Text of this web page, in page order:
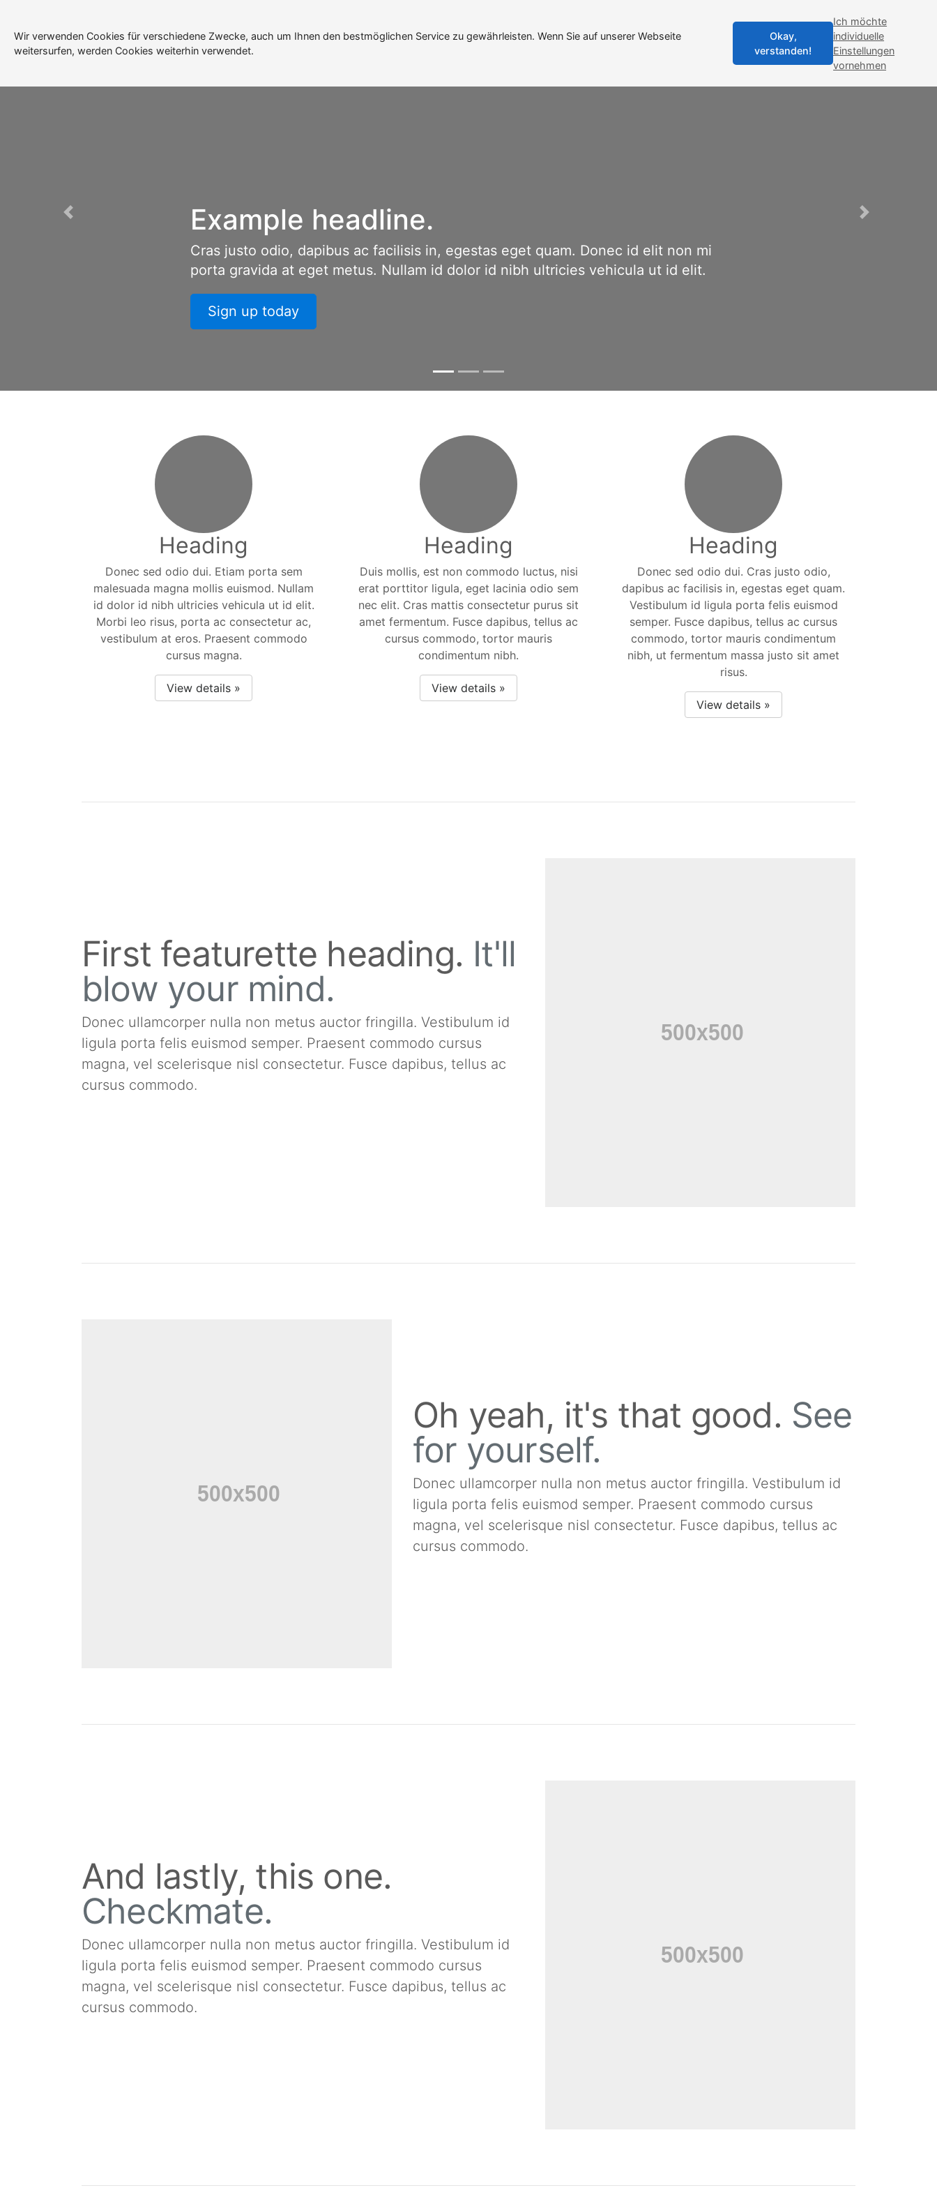
Search
Example headline.
Cras justo odio, dapibus ac facilisis in, egestas eget quam. Donec id elit non mi
porta gravida at eget metus. Nullam id dolor id nibh ultricies vehicula ut id elit.
Sign up today
Previous Next
Heading
Donec sed odio dui. Etiam porta sem
malesuada magna mollis euismod. Nullam
id dolor id nibh ultricies vehicula ut id elit.
Morbi leo risus, porta ac consectetur ac,
vestibulum at eros. Praesent commodo
cursus magna.
View details »
Heading
Duis mollis, est non commodo luctus, nisi
erat porttitor ligula, eget lacinia odio sem
nec elit. Cras mattis consectetur purus sit
amet fermentum. Fusce dapibus, tellus ac
cursus commodo, tortor mauris
condimentum nibh.
View details »
Heading
Donec sed odio dui. Cras justo odio,
dapibus ac facilisis in, egestas eget quam.
Vestibulum id ligula porta felis euismod
semper. Fusce dapibus, tellus ac cursus
commodo, tortor mauris condimentum
nibh, ut fermentum massa justo sit amet
risus.
View details »
First featurette heading. It'll
blow your mind.
Donec ullamcorper nulla non metus auctor fringilla. Vestibulum id
ligula porta felis euismod semper. Praesent commodo cursus
magna, vel scelerisque nisl consectetur. Fusce dapibus, tellus ac
cursus commodo.
Oh yeah, it's that good. See
for yourself.
Donec ullamcorper nulla non metus auctor fringilla. Vestibulum id
ligula porta felis euismod semper. Praesent commodo cursus
magna, vel scelerisque nisl consectetur. Fusce dapibus, tellus ac
cursus commodo.
And lastly, this one.
Checkmate.
Donec ullamcorper nulla non metus auctor fringilla. Vestibulum id
ligula porta felis euismod semper. Praesent commodo cursus
magna, vel scelerisque nisl consectetur. Fusce dapibus, tellus ac
cursus commodo.
Wir verwenden Cookies für verschiedene Zwecke, auch um Ihnen den bestmöglichen Service zu gewährleisten. Wenn Sie auf unserer Webseite
weitersurfen, werden Cookies weiterhin verwendet.
Ich möchte
individuelle
Einstellungen
vornehmen
Okay,
verstanden!